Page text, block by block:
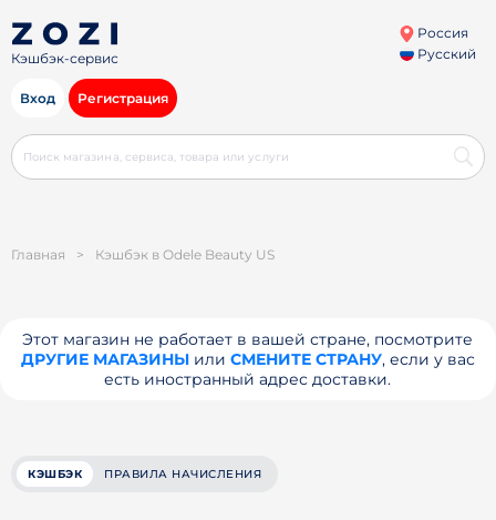
Кэшбэк-сервис
Россия
Русский
Вход Регистрация
Главная > Кэшбэк в Odele Beauty US
Этот магазин не работает в вашей стране, посмотрите
ДРУГИЕ МАГАЗИНЫили СМЕНИТЕ СТРАНУ, если у вас
есть иностранный адрес доставки.
КЭШБЭК ПРАВИЛА НАЧИСЛЕНИЯ